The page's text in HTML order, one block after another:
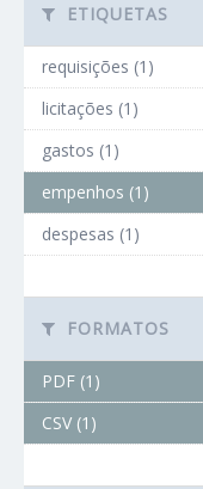
ETIQUETAS
requisições (1)
licitações (1)
gastos (1)
empenhos (1)
despesas (1)
FORMATOS
PDF (1)
CSV (1)